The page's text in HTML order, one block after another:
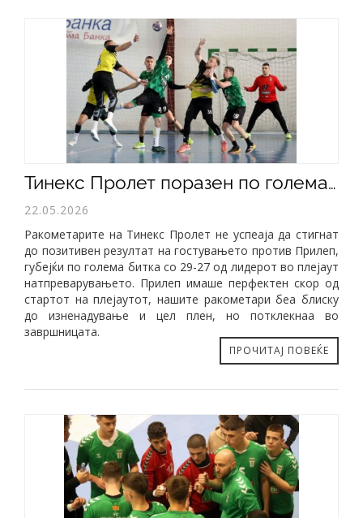
​Тинекс Пролет поразен по голема борба во Прилеп
22.05.2026
Ракометарите на Тинекс Пролет не успеаја да стигнат
до позитивен резултат на гостувањето против Прилеп,
губејќи по голема битка со 29-27 од лидерот во плејаут
натпреварувањето. Прилеп имаше перфектен скор од
стартот на плејаутот, нашите ракометари беа блиску
до изненадување и цел плен, но потклекнаа во
завршницата.
ПРОЧИТАЈ ПОВЕЌЕ